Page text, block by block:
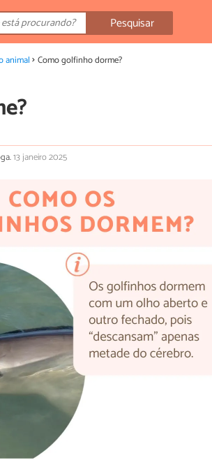
Pesquisar
animal Como golfinho dorme?
13 janeiro 2025